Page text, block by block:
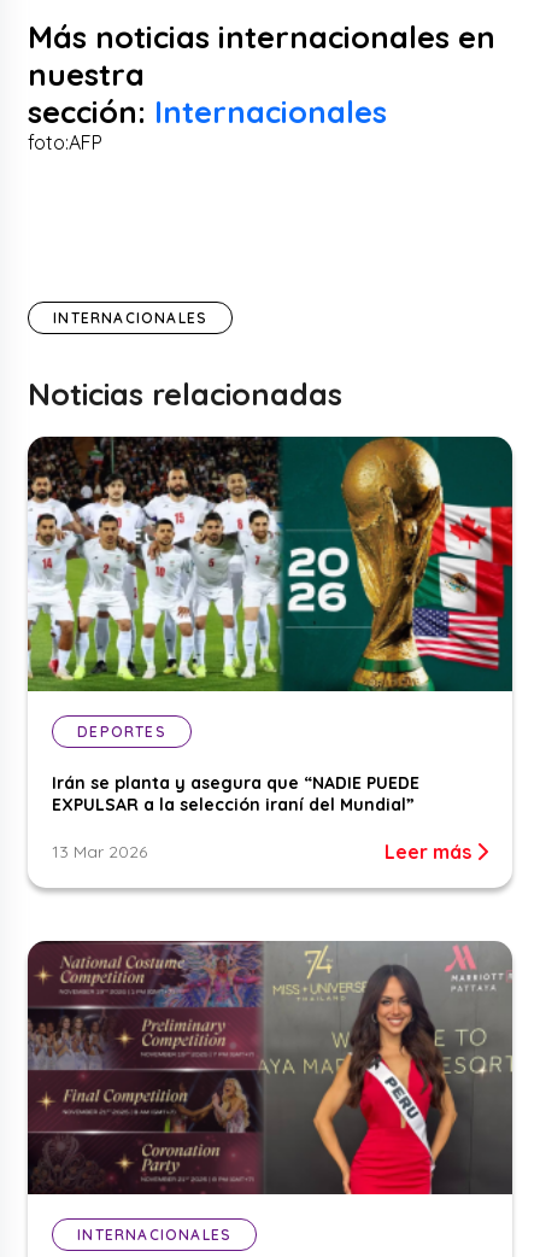
Más noticias internacionales en
nuestra
sección: Internacionales
foto:AFP
INTERNACIONALES
Noticias relacionadas
DEPORTES
Irán se planta y asegura que “NADIE PUEDE
EXPULSAR a la selección iraní del Mundial”
13 Mar 2026 Leer más
INTERNACIONALES